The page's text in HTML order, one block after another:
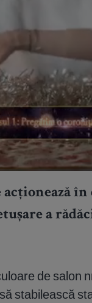
acționează
a
de salon
stabilească